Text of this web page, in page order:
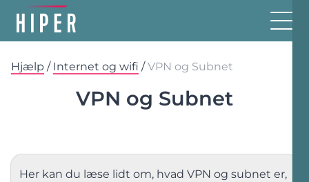
Hjælp / Internet og wifi /VPN og Subnet
VPN og Subnet
Her kan du læse lidt om, hvad VPN og subnet er,